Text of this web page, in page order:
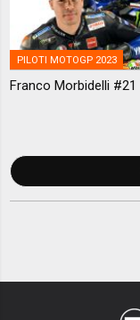
PILOTI MOTOGP 2023
Franco Morbidelli #21